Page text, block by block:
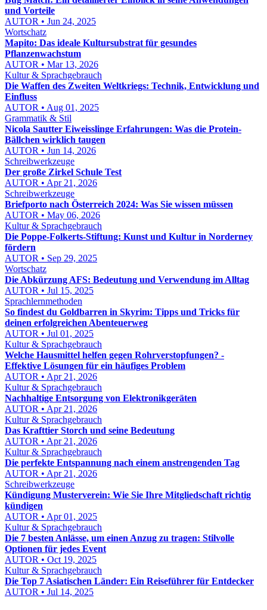
und Vorteile
AUTOR • Jun 24, 2025
Wortschatz
Mapito: Das ideale Kultursubstrat für gesundes
Pflanzenwachstum
AUTOR • Mar 13, 2026
Kultur & Sprachgebrauch
Die Waffen des Zweiten Weltkriegs: Technik, Entwicklung und
Einfluss
AUTOR • Aug 01, 2025
Grammatik & Stil
Nicola Sautter Eiweisslinge Erfahrungen: Was die Protein-
Bällchen wirklich taugen
AUTOR • Jun 14, 2026
Schreibwerkzeuge
Der große Zirkel Schule Test
AUTOR • Apr 21, 2026
Schreibwerkzeuge
Briefporto nach Österreich 2024: Was Sie wissen müssen
AUTOR • May 06, 2026
Kultur & Sprachgebrauch
Die Poppe-Folkerts-Stiftung: Kunst und Kultur in Norderney
fördern
AUTOR • Sep 29, 2025
Wortschatz
Die Abkürzung AFS: Bedeutung und Verwendung im Alltag
AUTOR • Jul 15, 2025
Sprachlernmethoden
So findest du Goldbarren in Skyrim: Tipps und Tricks für
deinen erfolgreichen Abenteuerweg
AUTOR • Jul 01, 2025
Kultur & Sprachgebrauch
Welche Hausmittel helfen gegen Rohrverstopfungen? -
Effektive Lösungen für ein häufiges Problem
AUTOR • Apr 21, 2026
Kultur & Sprachgebrauch
Nachhaltige Entsorgung von Elektronikgeräten
AUTOR • Apr 21, 2026
Kultur & Sprachgebrauch
Das Krafttier Storch und seine Bedeutung
AUTOR • Apr 21, 2026
Kultur & Sprachgebrauch
Die perfekte Entspannung nach einem anstrengenden Tag
AUTOR • Apr 21, 2026
Schreibwerkzeuge
Kündigung Musterverein: Wie Sie Ihre Mitgliedschaft richtig
kündigen
AUTOR • Apr 01, 2025
Kultur & Sprachgebrauch
Die 7 besten Anlässe, um einen Anzug zu tragen: Stilvolle
Optionen für jedes Event
AUTOR • Oct 19, 2025
Kultur & Sprachgebrauch
Die Top 7 Asiatischen Länder: Ein Reiseführer für Entdecker
AUTOR • Jul 14, 2025